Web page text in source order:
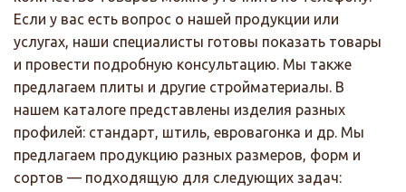
Если у вас есть вопрос о нашей продукции или
услугах, наши специалисты готовы показать товары
и провести подробную консультацию. Мы также
предлагаем плиты и другие стройматериалы. В
нашем каталоге представлены изделия разных
профилей: стандарт, штиль, евровагонка и др. Мы
предлагаем продукцию разных размеров, форм и
сортов — подходящую для следующих задач: